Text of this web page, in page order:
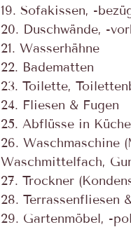
19. Sofakissen, -
20. Duschwände, -
21. Wasserhähne
22. Badematten
23. Toilette,
24. Fliesen & Fugen
25. Abflüsse in
26. Waschmaschine
Waschmittelfach,
27. Trockner
28. Terrassenfliesen
29. Gartenmöbel, -